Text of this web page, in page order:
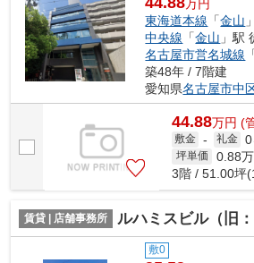
万円
東海道本線 「金山
中央線 「金山 」駅
名古屋市営名城線
築48年 / 7階建
愛知県名古屋市中
44.88万円 (
敷金 - 礼金 0
坪単価 0.88
3階 / 51.00坪
賃貸 | 店舗事務所 ルハミスビル（旧：
敷0